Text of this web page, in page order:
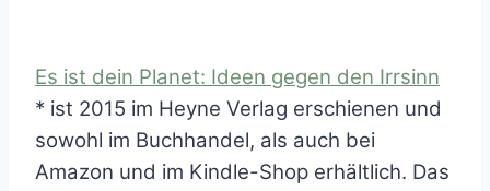
Es ist dein Planet: Ideen gegen den Irrsinn
* ist 2015 im Heyne Verlag erschienen und
sowohl im Buchhandel, als auch bei
Amazon und im Kindle-Shop erhältlich. Das